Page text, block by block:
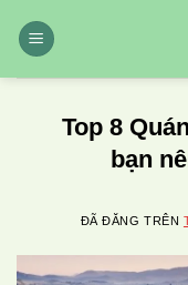
đến
Top 8
bạn
ĐÃ ĐĂNG TRÊN